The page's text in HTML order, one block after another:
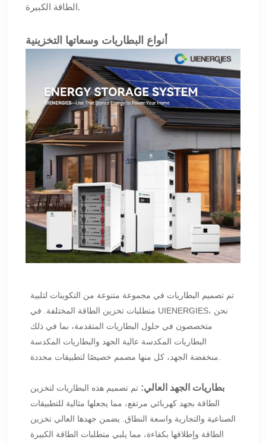
الطاقة الكبيرة.
أنواع البطاريات وسعاتها التخزينية
تم تصميم البطاريات في مجموعة متنوعة من التكوينات لتلبية
متطلبات تخزين الطاقة المختلفة. في UIENERGIES، نحن
متخصصون في حلول البطاريات المتقدمة، بما في ذلك
البطاريات المكدسة عالية الجهد والبطاريات المكدسة
بطاريات الجهد العالي: تم تصميم هذه البطاريات لتخزين
الطاقة بجهد كهربائي مرتفع، مما يجعلها مثالية للتطبيقات
الصناعية والتجارية واسعة النطاق. يضمن جهدها العالي تخزين
الطاقة وإطلاقها بكفاءة، مما يلبي متطلبات الطاقة الكبيرة